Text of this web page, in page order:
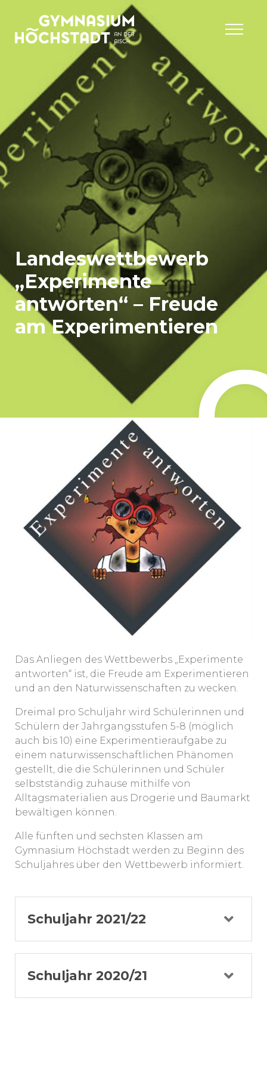
Landeswettbewerb
„Experimente
antworten“ – Freude
am Experimentieren
Das Anliegen des Wettbewerbs „Experimente
antworten“ ist, die Freude am Experimentieren
und an den Naturwissenschaften zu wecken.
Dreimal pro Schuljahr wird Schülerinnen und
Schülern der Jahrgangsstufen 5-8 (möglich
auch bis 10) eine Experimentieraufgabe zu
einem naturwissenschaftlichen Phänomen
gestellt, die die Schülerinnen und Schüler
selbstständig zuhause mithilfe von
Alltagsmaterialien aus Drogerie und Baumarkt
bewältigen können.
Alle fünften und sechsten Klassen am
Gymnasium Höchstadt werden zu Beginn des
Schuljahres über den Wettbewerb informiert.
Schuljahr 2021/22
Schuljahr 2020/21